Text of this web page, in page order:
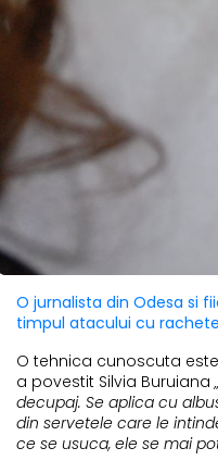
O jurnalista din Odesa si
timpul atacului cu
O tehnica cunoscuta
a povestit Silvia Buruiana
decupaj. Se aplica cu
din servetele care le
ce se usuca, ele se mai